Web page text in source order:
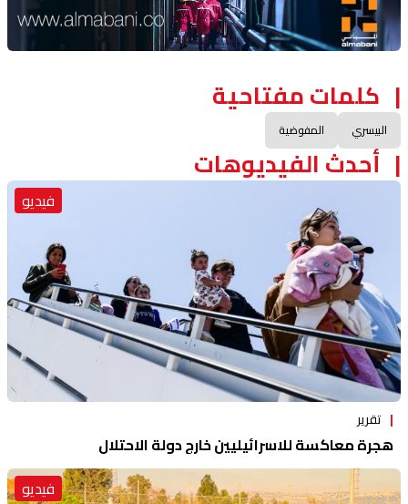
كلمات مفتاحية
البيسري المفوضية
أحدث الفيديوهات
فيديو
تقرير
هجرة معاكسة للاسرائيليين خارج دولة الاحتلال
فيديو